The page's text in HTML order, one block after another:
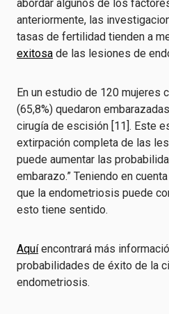
abordar algunos de los
anteriormente, las
tasas de fertilidad tienden a
exitosa de las lesiones de
En un estudio de 120 mujeres
(65,8%) quedaron
cirugía de escisión [11]. Este
extirpación completa de las
puede aumentar las
embarazo.” Teniendo en
que la endometriosis puede
esto tiene sentido.
Aquíencontrará más
probabilidades de éxito de la
endometriosis.